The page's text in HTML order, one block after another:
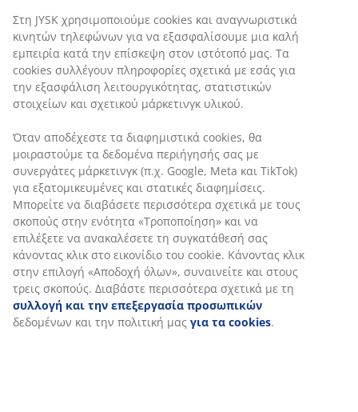
Στη JYSK χρησιμοποιούμε cookies και αναγνωριστικά
κινητών τηλεφώνων για να εξασφαλίσουμε μια καλή
εμπειρία κατά την επίσκεψη στον ιστότοπό μας. Τα
cookies συλλέγουν πληροφορίες σχετικά με εσάς για
την εξασφάλιση λειτουργικότητας, στατιστικών
στοιχείων και σχετικού μάρκετινγκ υλικού.
Όταν αποδέχεστε τα διαφημιστικά cookies, θα
μοιραστούμε τα δεδομένα περιήγησής σας με
συνεργάτες μάρκετινγκ (π.χ. Google, Meta και TikTok)
για εξατομικευμένες και στατικές διαφημίσεις.
Μπορείτε να διαβάσετε περισσότερα σχετικά με τους
σκοπούς στην ενότητα «Τροποποίηση» και να
επιλέξετε να ανακαλέσετε τη συγκατάθεσή σας
κάνοντας κλικ στο εικονίδιο του cookie. Κάνοντας κλικ
στην επιλογή «Αποδοχή όλων», συναινείτε και στους
τρεις σκοπούς. Διαβάστε περισσότερα σχετικά με τη
συλλογή και την επεξεργασία προσωπικών
δεδομένων και την πολιτική μας για τα cookies.